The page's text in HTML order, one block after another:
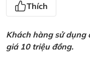
Thích
Khách hàng sử dụng
giá 10 triệu đồng.